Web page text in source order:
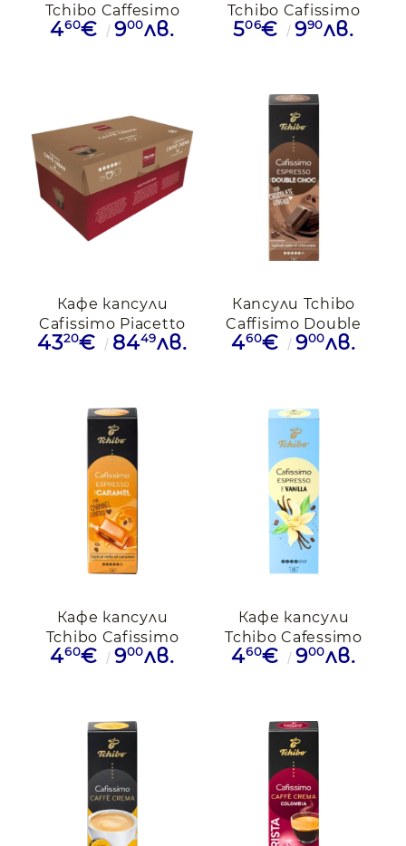
Tchibo Caffesimo
Barista
460€ 900лв.
Tchibo Cafissimo
Barista caffe Crema,
506€ 990лв.
Кафе капсули
Cafissimo Piacetto
Caffe Crema, 96бр.
4320€ 8449лв.
Капсули Tchibo
Caffisimo Double
Chocolate,10бр.
460€ 900лв.
Кафе капсули
Tchibo Cafissimo
Caramel, 10бр.
460€ 900лв.
Кафе капсули
Tchibo Cafessimo
Vanilia,10бр.
460€ 900лв.